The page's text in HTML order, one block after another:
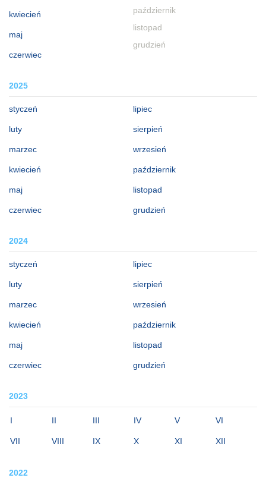
kwiecień
maj
czerwiec
październik
listopad
grudzień
2025
styczeń
luty
marzec
kwiecień
maj
czerwiec
lipiec
sierpień
wrzesień
październik
listopad
grudzień
2024
styczeń
luty
marzec
kwiecień
maj
czerwiec
lipiec
sierpień
wrzesień
październik
listopad
grudzień
2023
I II III IV V VI
VII VIII IX X XI XII
2022